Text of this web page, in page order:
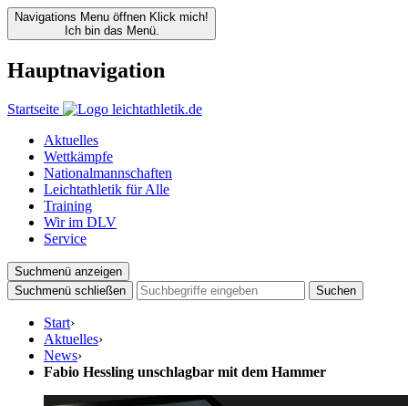
Navigations Menu öffnen Klick mich!
Ich bin das Menü.
Hauptnavigation
Startseite
Aktuelles
Wettkämpfe
Nationalmannschaften
Leichtathletik für Alle
Training
Wir im DLV
Service
Suchmenü anzeigen
Suchmenü schließen
Suchen
Start›
Aktuelles›
News›
Fabio Hessling unschlagbar mit dem Hammer